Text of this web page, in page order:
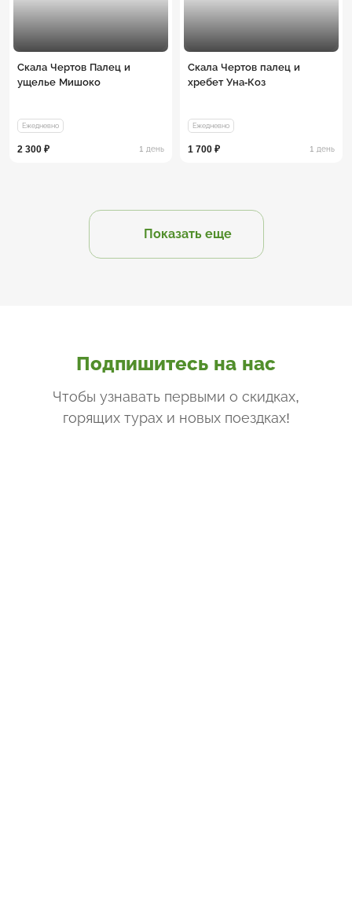
Скала Чертов Палец и
ущелье Мишоко
Ежедневно
2 300 ₽ 1 день
Скала Чертов палец и
хребет Уна-Коз
Ежедневно
1 700 ₽ 1 день
Показать еще
Подпишитесь на нас
Чтобы узнавать первыми о скидках,
горящих турах и новых поездках!